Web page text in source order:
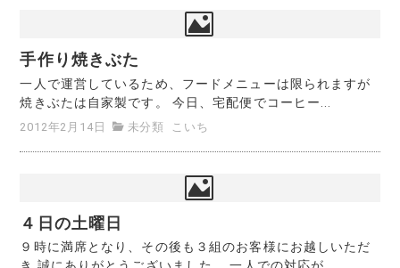
手作り焼きぶた
一人で運営しているため、フードメニューは限られますが
焼きぶたは自家製です。 今日、宅配便でコーヒー...
2012年2月14日 未分類 こいち
４日の土曜日
９時に満席となり、その後も３組のお客様にお越しいただ